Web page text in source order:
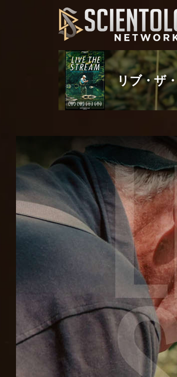
リブ・ザ